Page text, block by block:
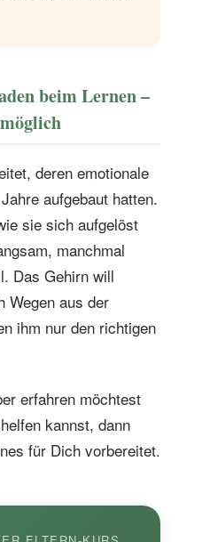
beim Lernen –
deren emotionale
aufgebaut hatten.
sie sich aufgelöst
manchmal
Das Gehirn will
Wegen aus der
ihm nur den richtigen
erfahren möchtest
kannst, dann
für Dich vorbereitet.